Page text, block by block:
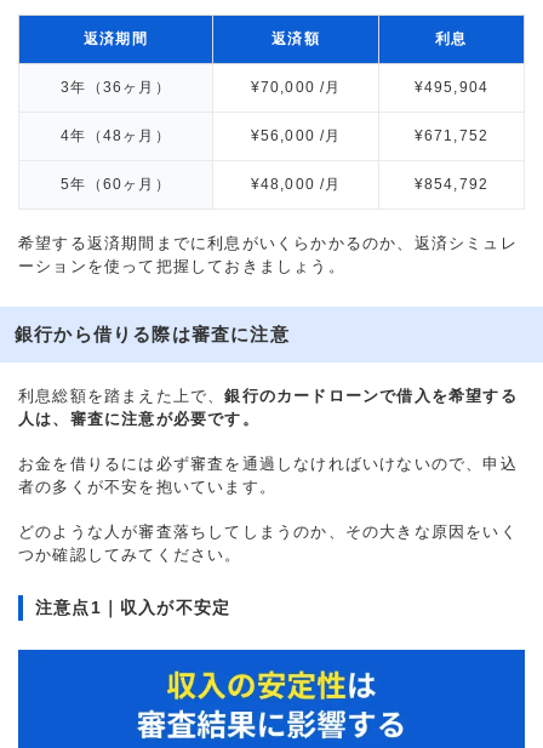
返済期間 返済額 利息
3年（36ヶ月） ¥70,000 /月 ¥495,904
4年（48ヶ月） ¥56,000 /月 ¥671,752
5年（60ヶ月） ¥48,000 /月 ¥854,792
希望する返済期間までに利息がいくらかかるのか、返済シミュレ
ーションを使って把握しておきましょう。
銀行から借りる際は審査に注意
利息総額を踏まえた上で、銀行のカードローンで借入を希望する
人は、審査に注意が必要です。
お金を借りるには必ず審査を通過しなければいけないので、申込
者の多くが不安を抱いています。
どのような人が審査落ちしてしまうのか、その大きな原因をいく
つか確認してみてください。
注意点1｜収入が不安定